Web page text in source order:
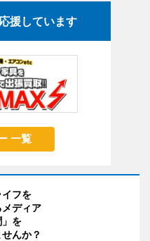
援しています
一覧
フを
ディア
」を
んか？